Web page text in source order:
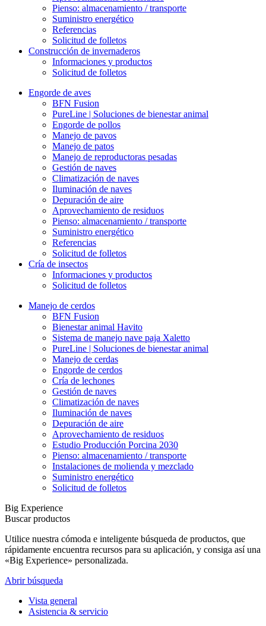
Pienso: almacenamiento / transporte
Suministro energético
Referencias
Solicitud de folletos
Construcción de invernaderos
Informaciones y productos
Solicitud de folletos
Engorde de aves
BFN Fusion
PureLine | Soluciones de bienestar animal
Engorde de pollos
Manejo de pavos
Manejo de patos
Manejo de reproductoras pesadas
Gestión de naves
Climatización de naves
Iluminación de naves
Depuración de aire
Aprovechamiento de residuos
Pienso: almacenamiento / transporte
Suministro energético
Referencias
Solicitud de folletos
Cría de insectos
Informaciones y productos
Solicitud de folletos
Manejo de cerdos
BFN Fusion
Bienestar animal Havito
Sistema de manejo nave paja Xaletto
PureLine | Soluciones de bienestar animal
Manejo de cerdas
Engorde de cerdos
Cría de lechones
Gestión de naves
Climatización de naves
Iluminación de naves
Depuración de aire
Aprovechamiento de residuos
Estudio Producción Porcina 2030
Pienso: almacenamiento / transporte
Instalaciones de molienda y mezclado
Suministro energético
Solicitud de folletos
Big Experience
Buscar productos
Utilice nuestra cómoda e inteligente búsqueda de productos, que
rápidamente encuentra recursos para su aplicación, y consiga así una
«Big Experience» personalizada.
Abrir búsqueda
Vista general
Asistencia & servicio